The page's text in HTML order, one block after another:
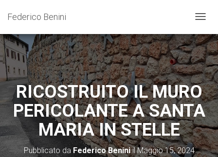
Federico Benini
A
V
I
G
A
Z
I
O
N
E
T
O
G
G
RICOSTRUITO IL MURO
PERICOLANTE A SANTA
MARIA IN STELLE
Pubblicato daFederico BeniniilMaggio 15, 2024